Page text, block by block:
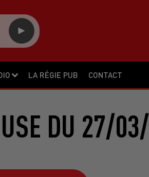
LA RÉGIE PUB CONTACT
DU 27/